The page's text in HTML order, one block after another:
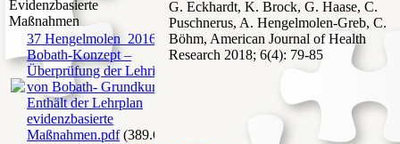
Evidenzbasierte
Maßnahmen
37 Hengelmolen_2016
Bobath-Konzept –
Überprüfung der Lehrinhalte
von Bobath- Grundkursen-
Enthält der Lehrplan
evidenzbasierte
Maßnahmen.pdf(389.69KB)
G. Eckhardt, K. Brock, G. Haase, C.
Puschnerus, A. Hengelmolen-Greb, C.
Böhm, American Journal of Health
Research 2018; 6(4): 79-85